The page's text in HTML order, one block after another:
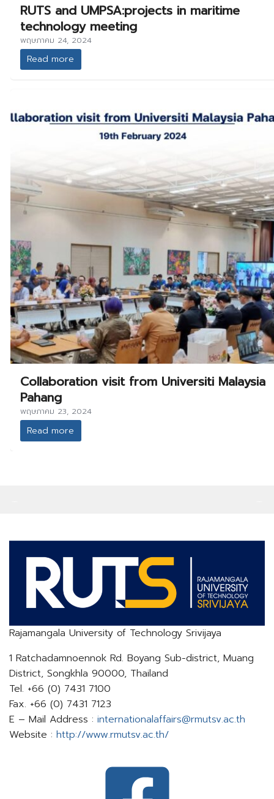
RUTS and UMPSA:projects in maritime
technology meeting
พฤษภาคม 24, 2024
Read more
Collaboration visit from Universiti Malaysia
Pahang
พฤษภาคม 23, 2024
Read more
Rajamangala University of Technology Srivijaya
1 Ratchadamnoennok Rd. Boyang Sub-district, Muang
District, Songkhla 90000, Thailand
Tel. +66 (0) 7431 7100
Fax. +66 (0) 7431 7123
E – Mail Address : internationalaffairs@rmutsv.ac.th​​​​​​​
Website : http://www.rmutsv.ac.th/